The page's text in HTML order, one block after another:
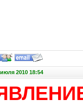
2010 18:54